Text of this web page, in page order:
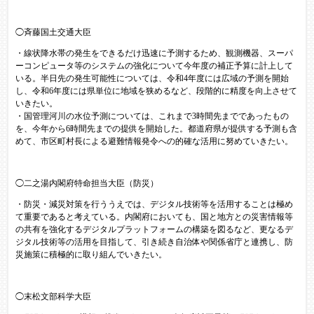
◯斉藤国土交通大臣
・線状降水帯の発生をできるだけ迅速に予測するため、観測機器、スーパ
ーコンピュータ等のシステムの強化について今年度の補正予算に計上して
いる。半日先の発生可能性については、令和4年度には広域の予測を開始
し、令和6年度には県単位に地域を狭めるなど、段階的に精度を向上させて
いきたい。
・国管理河川の水位予測については、これまで3時間先までであったもの
を、今年から6時間先までの提供を開始した。都道府県が提供する予測も含
めて、市区町村長による避難情報発令への的確な活用に努めていきたい。
◯二之湯内閣府特命担当大臣（防災）
・防災・減災対策を行ううえでは、デジタル技術等を活用することは極め
て重要であると考えている。内閣府においても、国と地方との災害情報等
の共有を強化するデジタルプラットフォームの構築を図るなど、更なるデ
ジタル技術等の活用を目指して、引き続き自治体や関係省庁と連携し、防
災施策に積極的に取り組んでいきたい。
◯末松文部科学大臣